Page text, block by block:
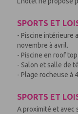
SPORTS ET
- Piscine intérieure
novembre à avril.
- Piscine en roof
- Salon et salle de
- Plage rocheuse à
SPORTS ET
A proximité et avec